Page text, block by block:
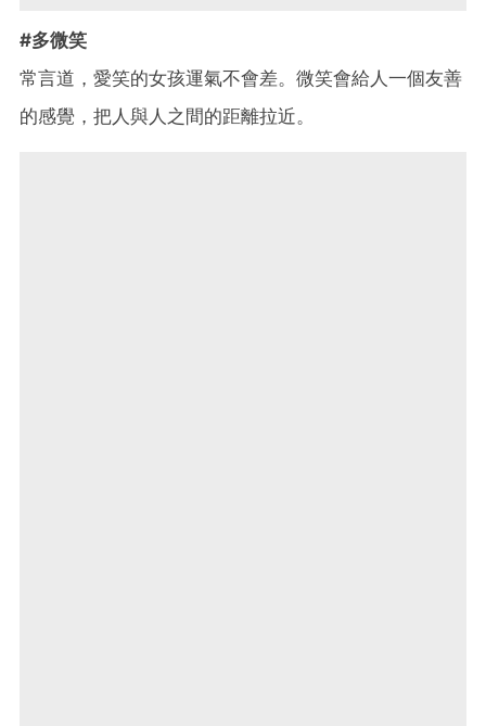
#多微笑
常言道，愛笑的女孩運氣不會差。微笑會給人一個友善
的感覺，把人與人之間的距離拉近。